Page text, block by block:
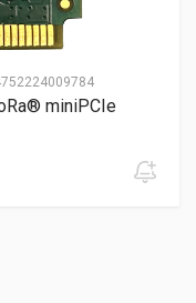
miniPCIe